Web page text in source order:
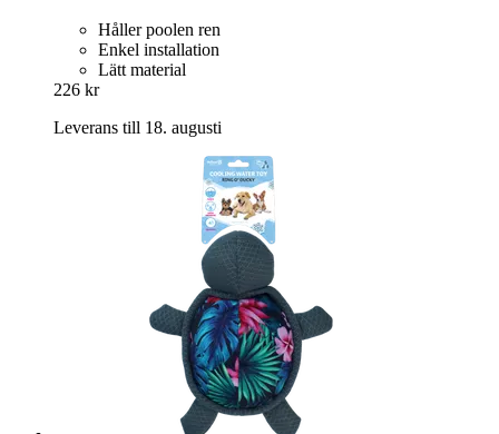
Håller poolen ren
Enkel installation
Lätt material
226 kr
Leverans till 18. augusti